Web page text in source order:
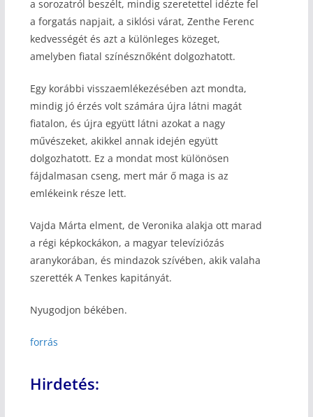
a sorozatról beszélt, mindig szeretettel idézte fel
a forgatás napjait, a siklósi várat, Zenthe Ferenc
kedvességét és azt a különleges közeget,
amelyben fiatal színésznőként dolgozhatott.
Egy korábbi visszaemlékezésében azt mondta,
mindig jó érzés volt számára újra látni magát
fiatalon, és újra együtt látni azokat a nagy
művészeket, akikkel annak idején együtt
dolgozhatott. Ez a mondat most különösen
fájdalmasan cseng, mert már ő maga is az
emlékeink része lett.
Vajda Márta elment, de Veronika alakja ott marad
a régi képkockákon, a magyar televíziózás
aranykorában, és mindazok szívében, akik valaha
szerették A Tenkes kapitányát.
Nyugodjon békében.
forrás
Hirdetés: